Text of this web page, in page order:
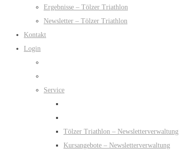
Ergebnisse – Tölzer Triathlon
Newsletter – Tölzer Triathlon
Kontakt
Login
Service
Tölzer Triathlon – Newsletterverwaltung
Kursangebote – Newsletterverwaltung